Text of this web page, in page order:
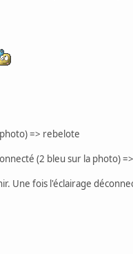
=> rebelote
(2 bleu sur la photo)
Une fois l'éclairage